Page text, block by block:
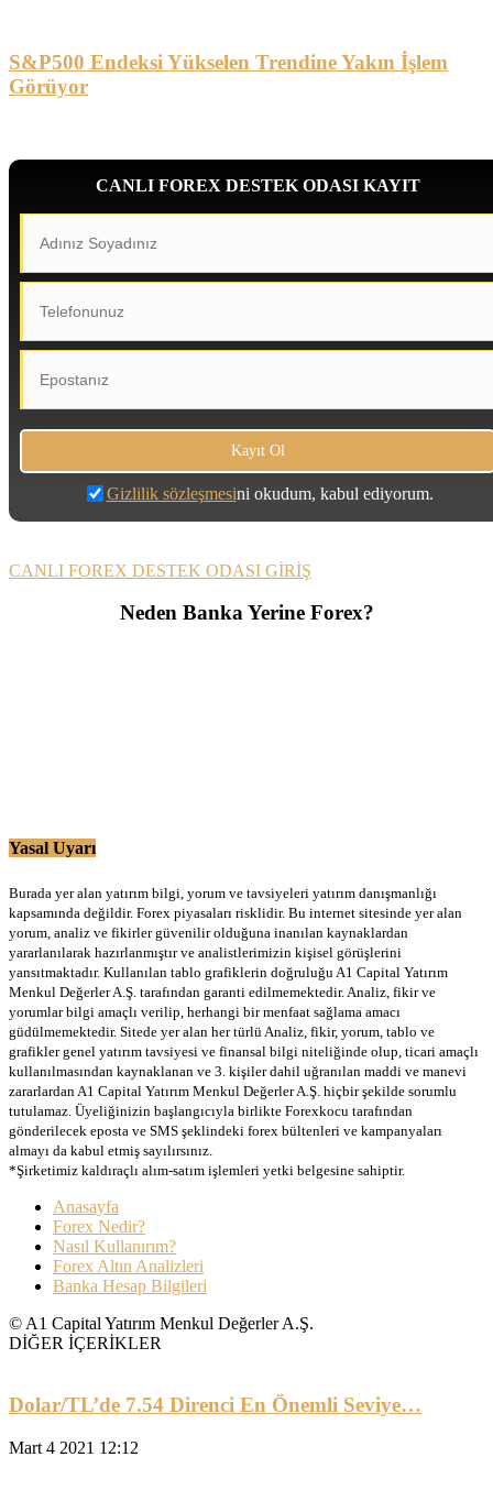
S&P500 Endeksi Yükselen Trendine Yakın İşlem
Görüyor
CANLI FOREX DESTEK ODASI KAYIT
Gizlilik sözleşmesini okudum, kabul ediyorum.
CANLI FOREX DESTEK ODASI GİRİŞ
Neden Banka Yerine Forex?
Yasal Uyarı
Burada yer alan yatırım bilgi, yorum ve tavsiyeleri yatırım danışmanlığı
kapsamında değildir. Forex piyasaları risklidir. Bu internet sitesinde yer alan
yorum, analiz ve fikirler güvenilir olduğuna inanılan kaynaklardan
yararlanılarak hazırlanmıştır ve analistlerimizin kişisel görüşlerini
yansıtmaktadır. Kullanılan tablo grafiklerin doğruluğu A1 Capital Yatırım
Menkul Değerler A.Ş. tarafından garanti edilmemektedir. Analiz, fikir ve
yorumlar bilgi amaçlı verilip, herhangi bir menfaat sağlama amacı
güdülmemektedir. Sitede yer alan her türlü Analiz, fikir, yorum, tablo ve
grafikler genel yatırım tavsiyesi ve finansal bilgi niteliğinde olup, ticari amaçlı
kullanılmasından kaynaklanan ve 3. kişiler dahil uğranılan maddi ve manevi
zararlardan A1 Capital Yatırım Menkul Değerler A.Ş. hiçbir şekilde sorumlu
tutulamaz. Üyeliğinizin başlangıcıyla birlikte Forexkocu tarafından
gönderilecek eposta ve SMS şeklindeki forex bültenleri ve kampanyaları
almayı da kabul etmiş sayılırsınız.
*Şirketimiz kaldıraçlı alım-satım işlemleri yetki belgesine sahiptir.
Anasayfa
Forex Nedir?
Nasıl Kullanırım?
Forex Altın Analizleri
Banka Hesap Bilgileri
© A1 Capital Yatırım Menkul Değerler A.Ş.
DİĞER İÇERİKLER
Dolar/TL’de 7.54 Direnci En Önemli Seviye…
Mart 4 2021 12:12